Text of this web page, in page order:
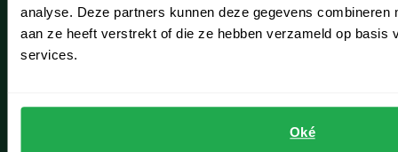
analyse. Deze partners kunnen deze gegevens combineren
aan ze heeft verstrekt of die ze hebben verzameld op basis
services.
Oké
Oegstgeest
Openingstijden winkels